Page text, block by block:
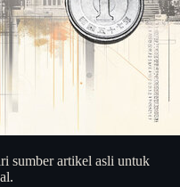
sumber artikel asli untuk